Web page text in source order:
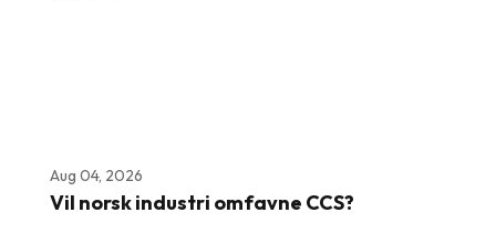
Aug 04, 2026
Vil norsk industri omfavne CCS?